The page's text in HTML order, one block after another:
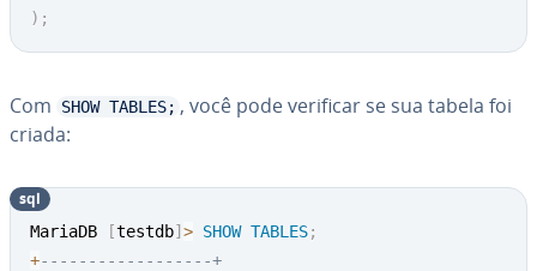
) ;
Com SHOW TABLES; , você pode verificar se sua tabela foi
criada:
MariaDB [testdb] > SHOW TABLES;
+------------------+
sql